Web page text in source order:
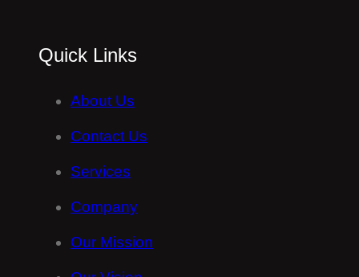
Quick Links
About Us
Contact Us
Services
Company
Our Mission